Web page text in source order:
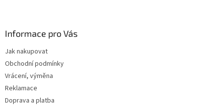
Informace pro Vás
Jak nakupovat
Obchodní podmínky
Vrácení, výměna
Reklamace
Doprava a platba